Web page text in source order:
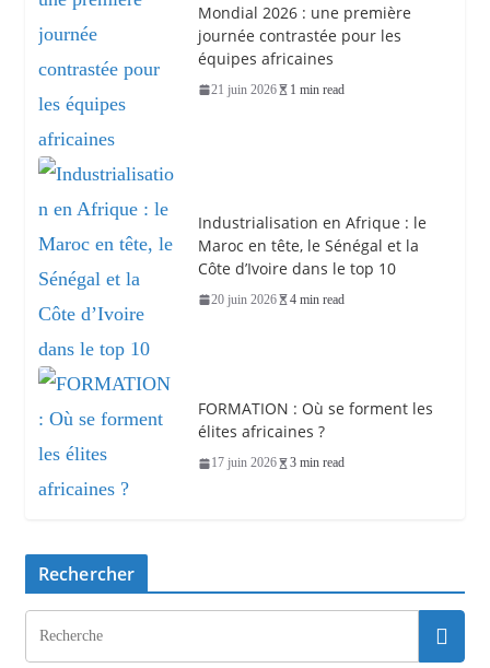
Mondial 2026 : une première
journée contrastée pour les
équipes africaines
21 juin 2026 1 min read
Industrialisation en Afrique : le
Maroc en tête, le Sénégal et la
Côte d’Ivoire dans le top 10
20 juin 2026 4 min read
FORMATION : Où se forment les
élites africaines ?
17 juin 2026 3 min read
Rechercher